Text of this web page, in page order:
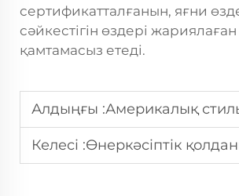
сертификатталғанын, яғни
сәйкестігін өздері
қамтамасыз етеді.
Алдыңғы :Америкалық стильдегі кабельдік аксессуарлардың
Келесі :Өнеркәсіптік қолданыста американдық стильдегі кабельдік